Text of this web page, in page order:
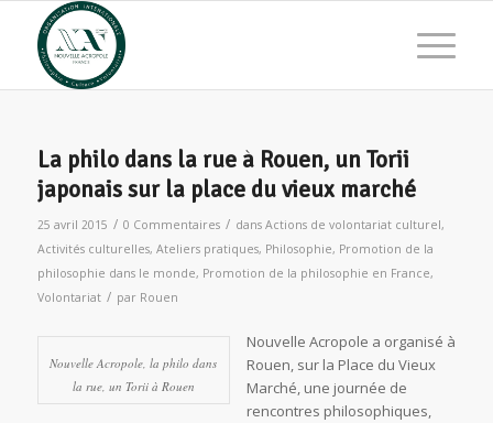
La philo dans la rue à Rouen, un Torii
japonais sur la place du vieux marché
25 avril 2015 / 0 Commentaires / dans Actions de volontariat culturel,
Activités culturelles, Ateliers pratiques, Philosophie, Promotion de la
philosophie dans le monde, Promotion de la philosophie en France,
Volontariat / par Rouen
Nouvelle Acropole, la philo dans
la rue, un Torii à Rouen
Nouvelle Acropole a organisé à
Rouen, sur la Place du Vieux
Marché, une journée de
rencontres philosophiques,